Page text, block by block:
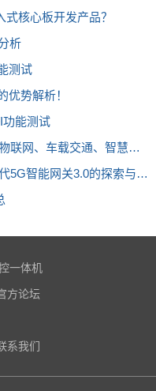
核心板开发产品？
析
测试
优势解析！
功能测试
联网、车载交通、智慧城
5G智能网关3.0的探索与应
一体机
方论坛
系我们